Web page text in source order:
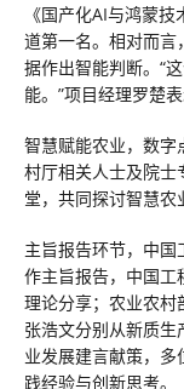
《国产化AI与鸿蒙
道第一名。相对而言
据作出智能判断。“
能。”项目经理罗楚表
智慧赋能农业，数字
村厅相关人士及院
堂，共同探讨智慧农
主旨报告环节，中
作主旨报告，中国工
理论分享；农业农村
张浩文分别从新质
业发展建言献策，
践经验与创新思考。